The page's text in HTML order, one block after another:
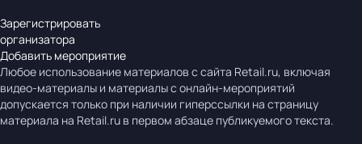
Зарегистрировать
организатора
Добавить мероприятие
Любое использование материалов с сайта Retail.ru, включая
видео-материалы и материалы с онлайн-мероприятий
допускается только при наличии гиперссылки на страницу
материала на Retail.ru в первом абзаце публикуемого текста.